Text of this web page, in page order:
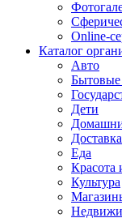
Online-
Каталог
Авто
Бытовые
Дети
Доставка
Еда
Красота
Культура